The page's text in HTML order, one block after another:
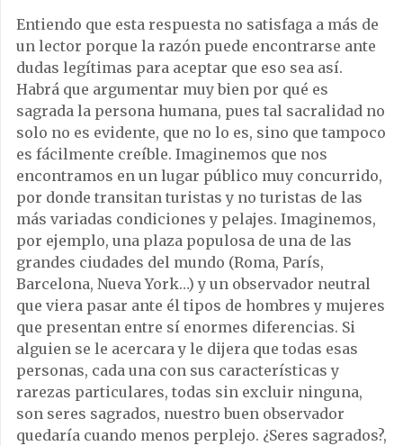
Entiendo que esta respuesta no satisfaga a más de
un lector porque la razón puede encontrarse ante
dudas legítimas para aceptar que eso sea así.
Habrá que argumentar muy bien por qué es
sagrada la persona humana, pues tal sacralidad no
solo no es evidente, que no lo es, sino que tampoco
es fácilmente creíble. Imaginemos que nos
encontramos en un lugar público muy concurrido,
por donde transitan turistas y no turistas de las
más variadas condiciones y pelajes. Imaginemos,
por ejemplo, una plaza populosa de una de las
grandes ciudades del mundo (Roma, París,
Barcelona, Nueva York…) y un observador neutral
que viera pasar ante él tipos de hombres y mujeres
que presentan entre sí enormes diferencias. Si
alguien se le acercara y le dijera que todas esas
personas, cada una con sus características y
rarezas particulares, todas sin excluir ninguna,
son seres sagrados, nuestro buen observador
quedaría cuando menos perplejo. ¿Seres sagrados?,